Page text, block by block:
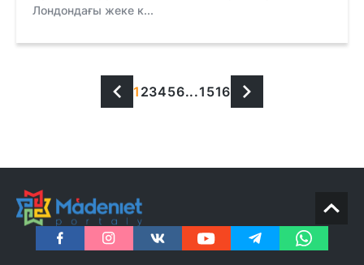
Лондондағы жеке к...
1 23456...1516